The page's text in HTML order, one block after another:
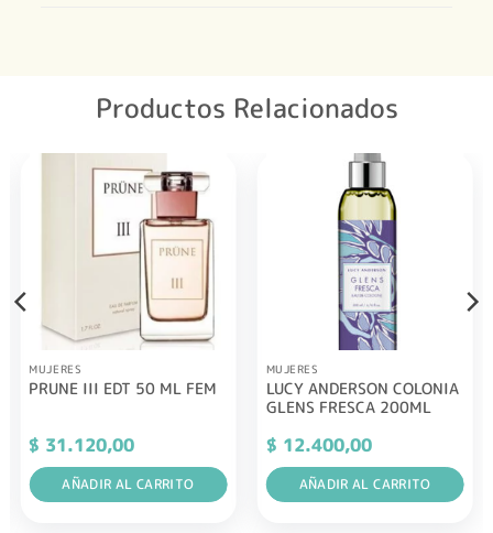
Productos Relacionados
MUJERES
PRUNE III EDT 50 ML FEM
$ 31.120,00
AÑADIR AL CARRITO
MUJERES
LUCY ANDERSON COLONIA
GLENS FRESCA 200ML
$ 12.400,00
AÑADIR AL CARRITO